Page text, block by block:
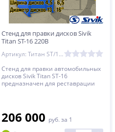
Стенд для правки дисков Sivik
Titan ST-16 220В
Артикул: Титан ST/16 220В синий
Стенд для правки автомобильных
дисков Sivik Titan ST-16
предназначен для реставрации
206 000 руб. за 1